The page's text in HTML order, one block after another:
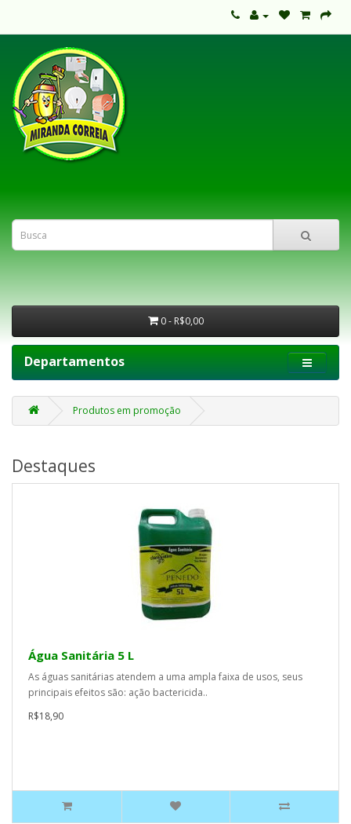
0 - R$0,00
Departamentos
Produtos em promoção
Destaques
Água Sanitária 5 L
As águas sanitárias atendem a uma ampla faixa de usos, seus
principais efeitos são: ação bactericida..
R$18,90